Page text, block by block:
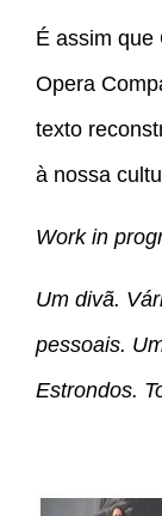
É assim que
Opera
texto
à nossa
Work in
Um divã.
pessoais.
Estrondos.